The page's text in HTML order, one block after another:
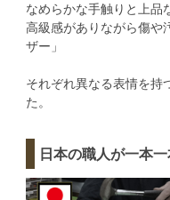
なめらかな手触りと上品
高級感がありながら傷や
ザー」
それぞれ異なる表情を持
た。
日本の職人が一本